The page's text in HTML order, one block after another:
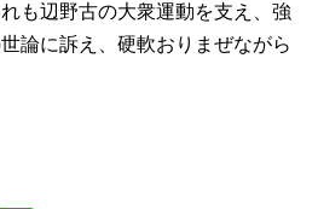
も辺野古の大衆運動を支え、強
論に訴え、硬軟おりまぜながら